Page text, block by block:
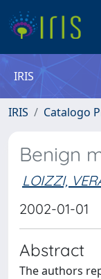
IRIS
IRIS Catalogo
Benign
LOIZZI,
2002-01-01
Abstract
The authors